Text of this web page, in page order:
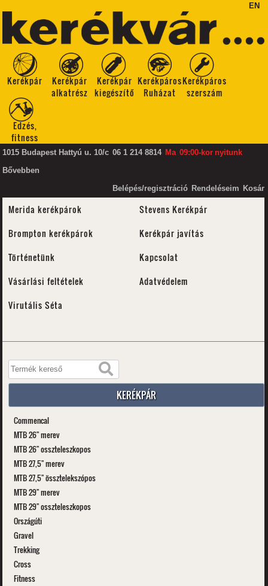
EN
Kerékpár
Kerékpár
alkatrész
Kerékpár
kiegészítő
Kerékpáros
Ruházat
Kerékpáros
szerszám
Edzés,
fitness
1015 Budapest Hattyú u. 10/c 06 1 214 8814 Ma 09:00-kor nyitunk
Bővebben
Belépés/regisztráció Rendeléseim Kosár
Merida kerékpárok
Stevens Kerékpár
Brompton kerékpárok
Kerékpár javítás
Történetünk
Kapcsolat
Vásárlási feltételek
Adatvédelem
Virutális Séta
KERÉKPÁR
Commencal
MTB 26" merev
MTB 26" osszteleszkopos
MTB 27,5" merev
MTB 27,5" össztelekszópos
MTB 29" merev
MTB 29" osszteleszkopos
Országúti
Gravel
Trekking
Cross
Fitness